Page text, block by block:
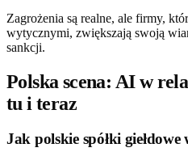
Zagrożenia są realne, ale firmy,
wytycznymi, zwiększają swoją
sankcji.
Polska scena: AI w
tu i teraz
Jak polskie spółki